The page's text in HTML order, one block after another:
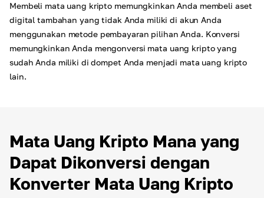
Membeli mata uang kripto memungkinkan Anda membeli aset
digital tambahan yang tidak Anda miliki di akun Anda
menggunakan metode pembayaran pilihan Anda. Konversi
memungkinkan Anda mengonversi mata uang kripto yang
sudah Anda miliki di dompet Anda menjadi mata uang kripto
lain.
Mata Uang Kripto Mana yang
Dapat Dikonversi dengan
Konverter Mata Uang Kripto